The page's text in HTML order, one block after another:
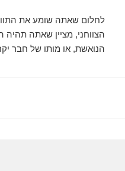
לחלום שאתה שומע את
הצווחני, מציין שאתה
הנואשת, או מותו של חבר